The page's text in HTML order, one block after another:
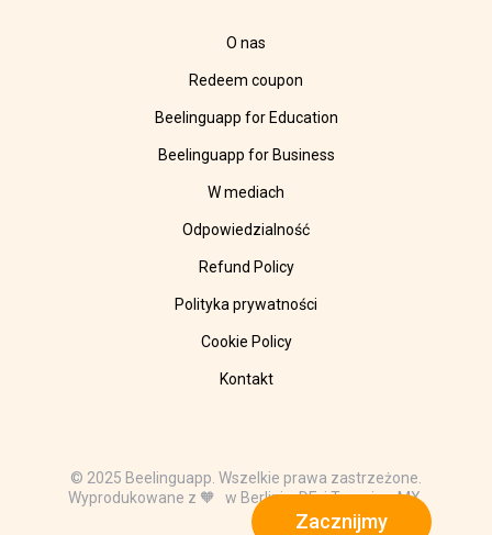
Zacznijmy
O nas
Redeem coupon
Beelinguapp for Education
Beelinguapp for Business
W mediach
Odpowiedzialność
Refund Policy
Polityka prywatności
Cookie Policy
Kontakt
© 2025 Beelinguapp. Wszelkie prawa zastrzeżone.
Wyprodukowane z 🧡 w Berlinie, DE, i Tampico, MX.